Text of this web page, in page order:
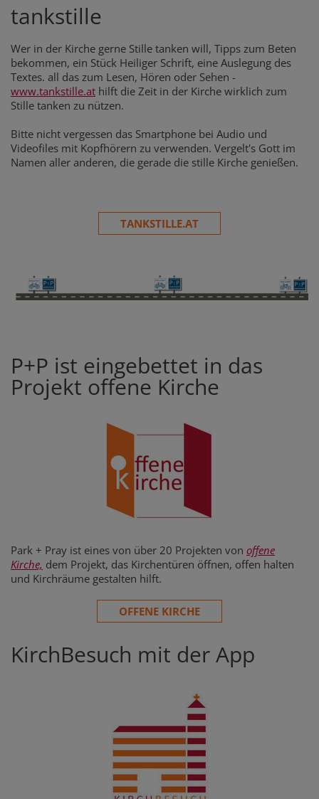
tankstille
Wer in der Kirche gerne Stille tanken will, Tipps zum Beten
bekommen, ein Stück Heiliger Schrift, eine Auslegung des
Textes. all das zum Lesen, Hören oder Sehen -
www.tankstille.at hilft die Zeit in der Kirche wirklich zum
Stille tanken zu nützen.
Bitte nicht vergessen das Smartphone bei Audio und
Videofiles mit Kopfhörern zu verwenden. Vergelt's Gott im
Namen aller anderen, die gerade die stille Kirche genießen.
TANKSTILLE.AT
P+P ist eingebettet in das
Projekt offene Kirche
Park + Pray ist eines von über 20 Projekten von offene
Kirche, dem Projekt, das Kirchentüren öffnen, offen halten
und Kirchräume gestalten hilft.
OFFENE KIRCHE
KirchBesuch mit der App